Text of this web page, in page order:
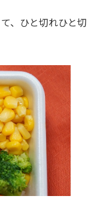
、ひと切れひと切